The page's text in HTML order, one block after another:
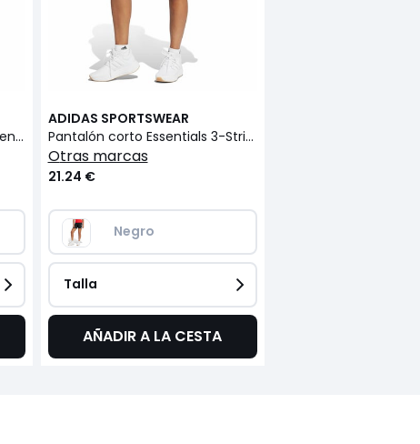
Pantalón amplio de felpa Essentials 3 stripes
ADIDAS SPORTSWEAR
Pantalón corto Essentials 3-Stripes
otras marcas
21.24 €
Negro
Talla
AÑADIR A LA CESTA